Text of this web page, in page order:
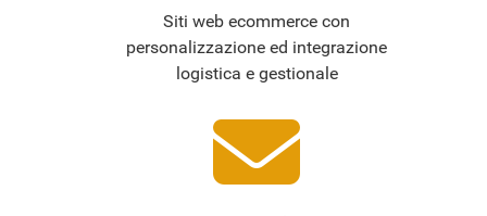
Siti web ecommerce con
personalizzazione ed integrazione
logistica e gestionale